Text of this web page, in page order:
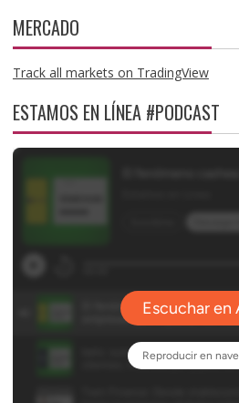
MERCADO
Track all markets on TradingView
ESTAMOS EN LÍNEA #PODCAST